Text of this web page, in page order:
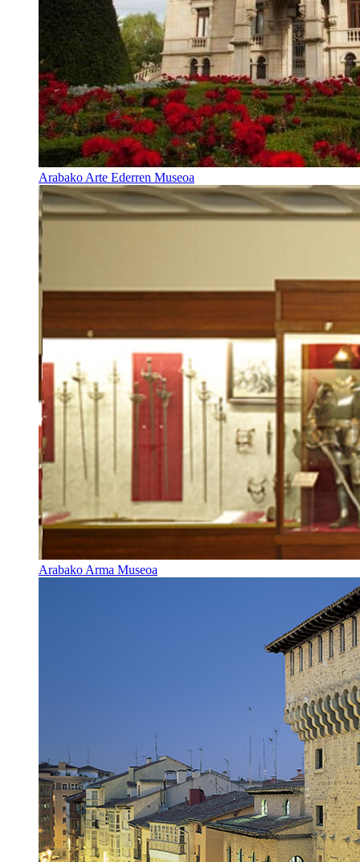
Arabako Arte Ederren Museoa
Arabako Arma Museoa